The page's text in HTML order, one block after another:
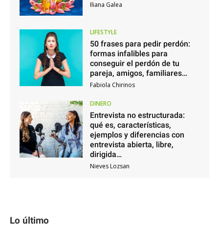
Iliana Galea
LIFESTYLE
50 frases para pedir perdón:
formas infalibles para
conseguir el perdón de tu
pareja, amigos, familiares…
Fabiola Chirinos
DINERO
Entrevista no estructurada:
qué es, características,
ejemplos y diferencias con
entrevista abierta, libre,
dirigida…
Nieves Lozsan
Lo último